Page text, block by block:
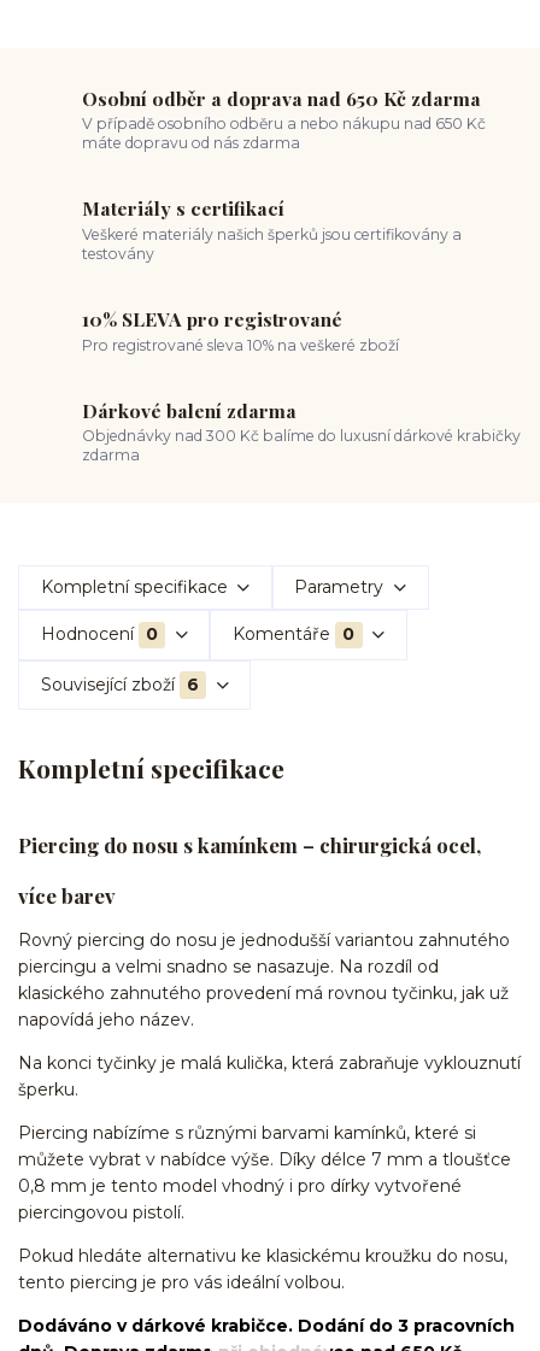
Osobní odběr a doprava nad 650 Kč zdarma
V případě osobního odběru a nebo nákupu nad 650 Kč
máte dopravu od nás zdarma
Materiály s certifikací
Veškeré materiály našich šperků jsou certifikovány a
testovány
10% SLEVA pro registrované
Pro registrované sleva 10% na veškeré zboží
Dárkové balení zdarma
Objednávky nad 300 Kč balíme do luxusní dárkové krabičky
zdarma
Kompletní specifikace Parametry
Hodnocení 0 Komentáře 0
Související zboží 6
Kompletní specifikace
Piercing do nosu s kamínkem – chirurgická ocel,
více barev
Rovný piercing do nosu je jednodušší variantou zahnutého
piercingu a velmi snadno se nasazuje. Na rozdíl od
klasického zahnutého provedení má rovnou tyčinku, jak už
napovídá jeho název.
Na konci tyčinky je malá kulička, která zabraňuje vyklouznutí
šperku.
Piercing nabízíme s různými barvami kamínků, které si
můžete vybrat v nabídce výše. Díky délce 7 mm a tloušťce
0,8 mm je tento model vhodný i pro dírky vytvořené
piercingovou pistolí.
Pokud hledáte alternativu ke klasickému kroužku do nosu,
tento piercing je pro vás ideální volbou.
Dodáváno v dárkové krabičce. Dodání do 3 pracovních